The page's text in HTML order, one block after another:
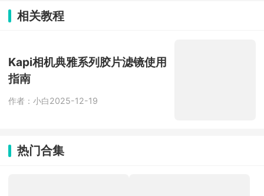
以轻松查询价格波动、配置需求、游戏
评价、史低特惠等重要信息。当心愿单
费或者限免的游戏，小黑盒提供喜加一
功能，用户无需登录电脑入库，直接在
相关教程
Kapi相机典雅系列胶片滤镜使用
指南
作者：小白2025-12-19
热门合集